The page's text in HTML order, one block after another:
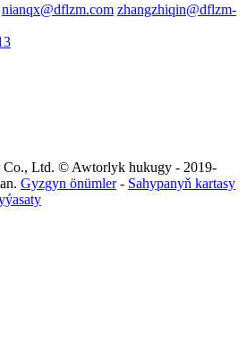
nianqx@dflzm.com zhangzhiqin@dflzm-
Ltd. © Awtorlyk hukugy - 2019-
Gyzgyn önümler- Sahypanyň kartasy